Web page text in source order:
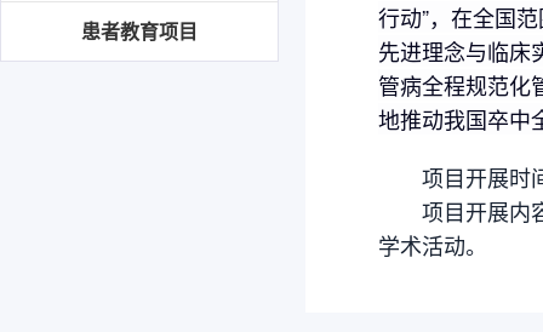
患者教育项目
行动”，在全国
先进理念与临床
管病全程规范化
地推动我国卒中
项目开展时
项目开展内容
学术活动。